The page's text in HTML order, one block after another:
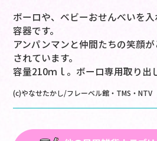
ボーロや、ベビーおせんべいを
容器です。
アンパンマンと仲間たちの笑顔
されています。
容量210ｍｌ。ボーロ専用取り出
(c)やなせたかし/フレーベル館・TMS・NTV